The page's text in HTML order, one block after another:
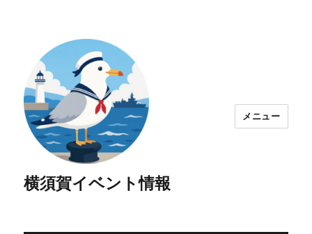
横須賀イベント情報
メニュー